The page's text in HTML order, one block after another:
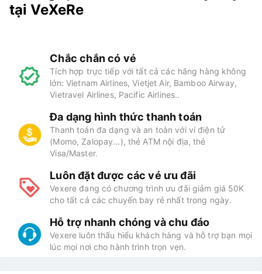
tại VeXeRe
Chắc chắn có vé
Tích hợp trực tiếp với tất cả các hãng hàng không
lớn: Vietnam Airlines, Vietjet Air, Bamboo Airway,
Vietravel Airlines, Pacific Airlines..
Đa dạng hình thức thanh toán
Thanh toán đa dạng và an toàn với ví điện tử
(Momo, Zalopay...), thẻ ATM nội địa, thẻ
Visa/Master.
Luôn đặt được các vé ưu đãi
Vexere đang có chương trình ưu đãi giảm giá 50K
cho tất cả các chuyến bay rẻ nhất trong ngày.
Hỗ trợ nhanh chóng và chu đáo
Vexere luôn thấu hiểu khách hàng và hỗ trợ bạn mọi
lúc mọi nơi cho hành trình trọn vẹn.